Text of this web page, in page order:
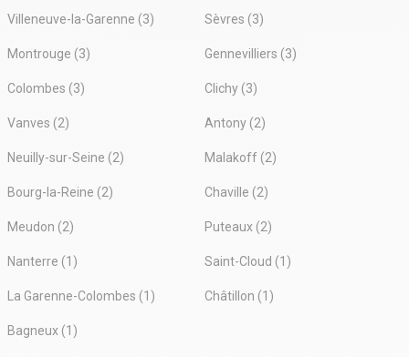
Villeneuve-la-Garenne (3) Sèvres (3)
Montrouge (3) Gennevilliers (3)
Colombes (3) Clichy (3)
Vanves (2) Antony (2)
Neuilly-sur-Seine (2) Malakoff (2)
Bourg-la-Reine (2) Chaville (2)
Meudon (2) Puteaux (2)
Nanterre (1) Saint-Cloud (1)
La Garenne-Colombes (1) Châtillon (1)
Bagneux (1)